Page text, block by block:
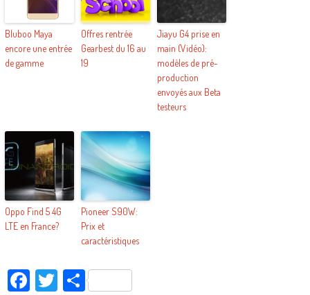
Bluboo Maya
encore une entrée
de gamme
Offres rentrée
Gearbest du 16 au
19
Jiayu G4 prise en
main (Vidéo):
modèles de pré-
production
envoyés aux Beta
testeurs
Oppo Find 5 4G
LTE en France?
Pioneer S90W:
Prix et
caractéristiques
Facebook
Twitter
Partager